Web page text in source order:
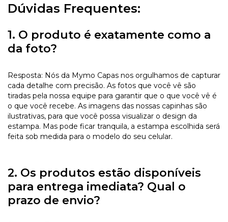
Dúvidas Frequentes:
1. O produto é exatamente como a
da foto?
Resposta: Nós da Mymo Capas nos orgulhamos de capturar
cada detalhe com precisão. As fotos que você vê são
tiradas pela nossa equipe para garantir que o que você vê é
o que você recebe. As imagens das nossas capinhas são
ilustrativas, para que você possa visualizar o design da
estampa. Mas pode ficar tranquila, a estampa escolhida será
feita sob medida para o modelo do seu celular.
2. Os produtos estão disponíveis
para entrega imediata? Qual o
prazo de envio?